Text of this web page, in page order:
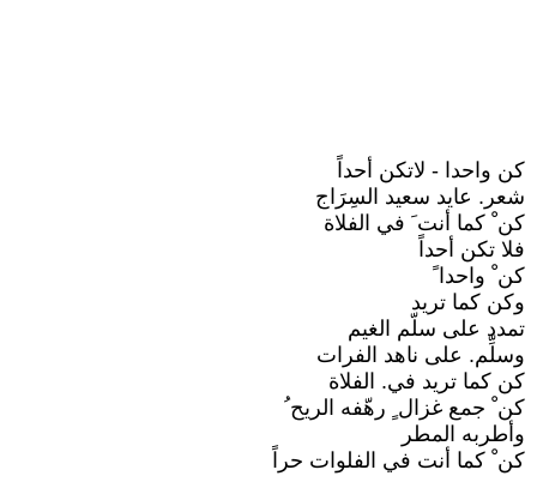
كن واحدا - لاتكن أحداً
شعر. عايد سعيد السِرَاج
كن ْ كما أنت َ في الفلاة
فلا تكن أحداً
كن ْ واحدا ً
وكن كما تريد
تمدد على سلّم الغيم
وسلِّم. على ناهد الفرات
كن كما تريد في. الفلاة
كن ْ جمع غزال ٍ رهّفه الريح ُ
وأطربه المطر
كن ْ كما أنت في الفلوات حراً